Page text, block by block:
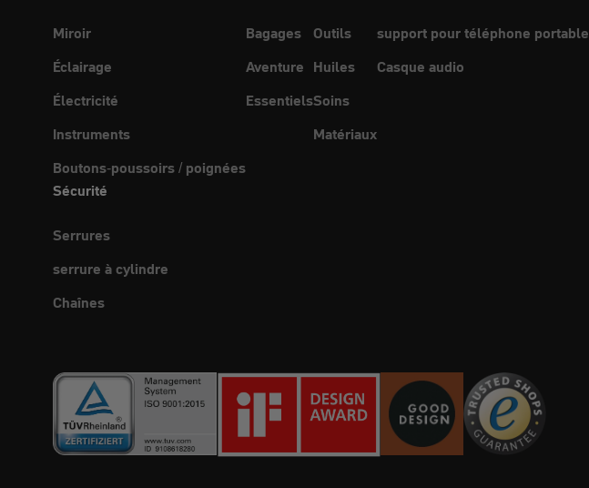
Miroir
Éclairage
Électricité
Instruments
Boutons-poussoirs / poignées
Bagages
Aventure
Essentiels
Outils
Huiles
Soins
Matériaux
support pour téléphone portable
Casque audio
Sécurité
Serrures
serrure à cylindre
Chaînes